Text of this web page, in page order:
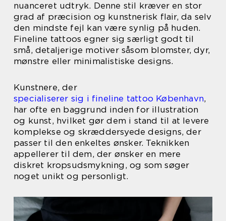
nuanceret udtryk. Denne stil kræver en stor
grad af præcision og kunstnerisk flair, da selv
den mindste fejl kan være synlig på huden.
Fineline tattoos egner sig særligt godt til
små, detaljerige motiver såsom blomster, dyr,
mønstre eller minimalistiske designs.
Kunstnere, der
specialiserer sig i fineline tattoo København,
har ofte en baggrund inden for illustration
og kunst, hvilket gør dem i stand til at levere
komplekse og skræddersyede designs, der
passer til den enkeltes ønsker. Teknikken
appellerer til dem, der ønsker en mere
diskret kropsudsmykning, og som søger
noget unikt og personligt.